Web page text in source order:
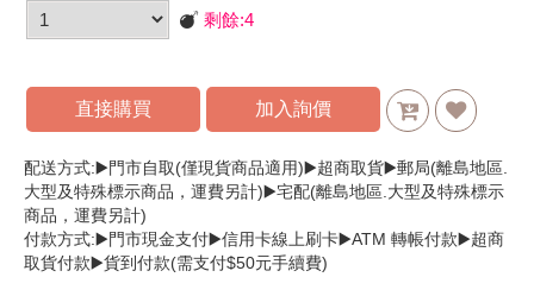
剩餘:4
直接購買 加入詢價
配送方式:▶️門市自取(僅現貨商品適用)▶️超商取貨▶️郵局(離島地區.
大型及特殊標示商品，運費另計)▶️宅配(離島地區.大型及特殊標示
商品，運費另計)
付款方式:▶️門市現金支付▶️信用卡線上刷卡▶️ATM 轉帳付款▶️超商
取貨付款▶️貨到付款(需支付$50元手續費)